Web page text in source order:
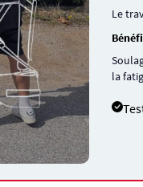
Le
la